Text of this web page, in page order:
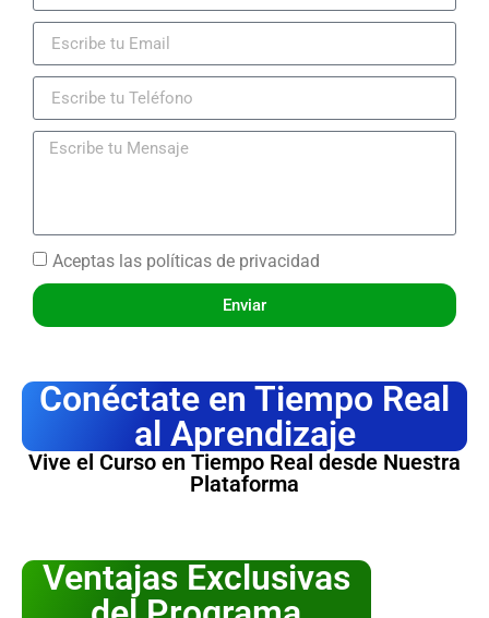
Aceptas las políticas de privacidad
Enviar
Conéctate en Tiempo Real
al Aprendizaje
Vive el Curso en Tiempo Real desde Nuestra
Plataforma
Ventajas Exclusivas